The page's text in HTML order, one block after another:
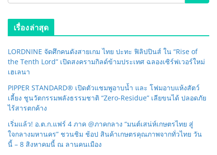
เรื่องล่าสุด
LORDNINE จัดศึกคนดังสายเกม ไทย ปะทะ ฟิลิปปินส์ ใน “Rise of
the Tenth Lord” เปิดสงครามกิลด์ข้ามประเทศ ฉลองเซิร์ฟเวอร์ใหม่
เฮเลนา
PIPPER STANDARD® เปิดตัวแชมพูอาบน้ำ และ โฟมอาบแห้งสัตว์
เลี้ยง ชูนวัตกรรมพลังธรรมชาติ “Zero-Residue” เลียขนได้ ปลอดภัย
ไร้สารตกค้าง
เริ่มแล้ว! อ.ต.ก.แฟร์ 4 ภาค @ภาคกลาง “มนต์เสน่ห์เกษตรไทย สู่
ใจกลางมหานคร” ชวนชิม ช้อป สินค้าเกษตรคุณภาพจากทั่วไทย วัน
นี้ – 8 สิงหาคมนี้ ณ ลานคนเมือง